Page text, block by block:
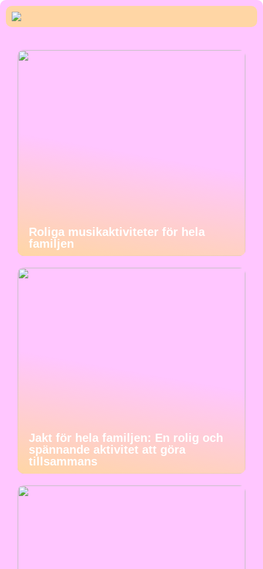
Roliga musikaktiviteter för hela
familjen
Jakt för hela familjen: En rolig och
spännande aktivitet att göra
tillsammans